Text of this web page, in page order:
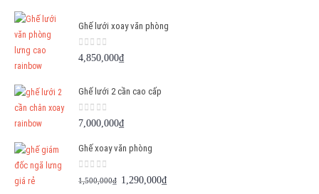
Ghế lưới xoay văn phòng
0 out of 5
4,850,000₫
Ghế lưới 2 cần cao cấp
0 out of 5
7,000,000₫
Ghế xoay văn phòng
0 out of 5
1,500,000₫ Giá
1,290,000₫Giá